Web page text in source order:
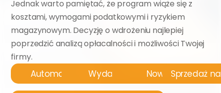
Jednak warto pamiętać, że program wiąże się z
kosztami, wymogami podatkowymi i ryzykiem
magazynowym. Decyzję o wdrożeniu najlepiej
poprzedzić analizą opłacalności i możliwości Twojej
firmy.
AutomatyzacjaWydarzenia NowościSprzedaż